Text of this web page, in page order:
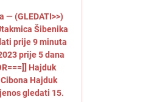
— (GLEDATI>>)
Šibenika
prije 9 minuta
prije 5 dana
Hajduk
Hajduk
gledati 15.